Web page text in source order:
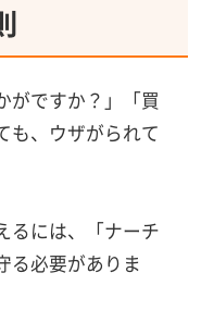
がですか？」「買
も、ウザがられて
るには、「ナーチ
る必要がありま